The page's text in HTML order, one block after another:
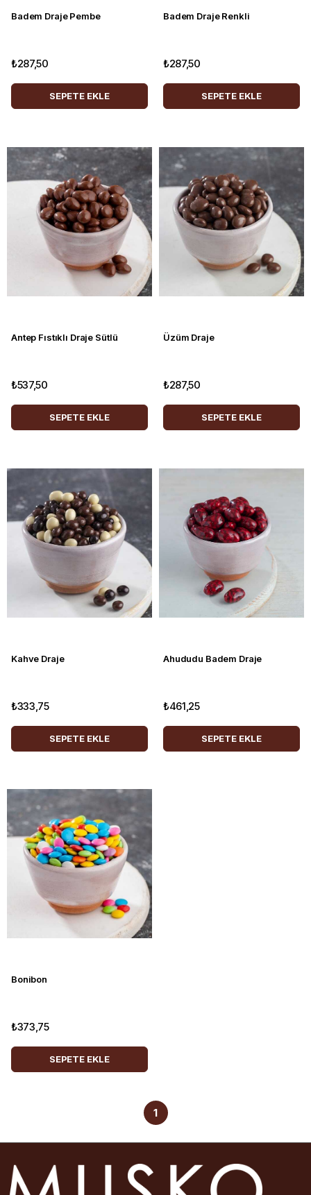
Badem Draje Pembe
₺287,50
SEPETE EKLE
Badem Draje Renkli
₺287,50
SEPETE EKLE
Antep Fıstıklı Draje Sütlü
₺537,50
SEPETE EKLE
Üzüm Draje
₺287,50
SEPETE EKLE
Kahve Draje
₺333,75
SEPETE EKLE
Ahududu Badem Draje
₺461,25
SEPETE EKLE
Bonibon
₺373,75
SEPETE EKLE
1